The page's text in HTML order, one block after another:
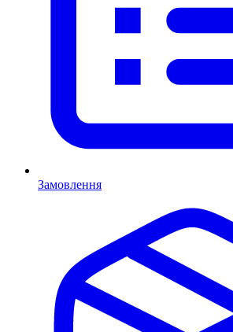
Замовлення